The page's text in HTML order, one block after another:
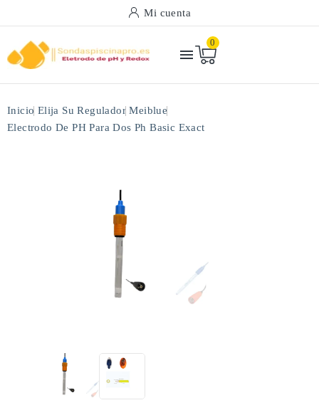
Mi cuenta

0
Inicio Elija Su Regulador Meiblue
Electrodo De PH Para Dos Ph Basic Exact